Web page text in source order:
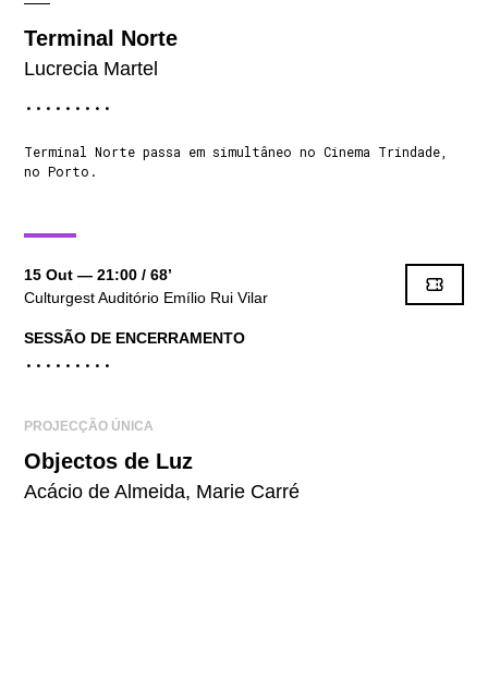
Terminal Norte
Lucrecia Martel
.........
Terminal Norte passa em simultâneo no Cinema Trindade,
no Porto.
15 Out — 21:00 / 68’
Culturgest Auditório Emílio Rui Vilar
SESSÃO DE ENCERRAMENTO
.........
PROJECÇÃO ÚNICA
Objectos de Luz
Acácio de Almeida, Marie Carré